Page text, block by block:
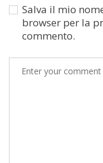
Salva il mio
browser per la
commento.